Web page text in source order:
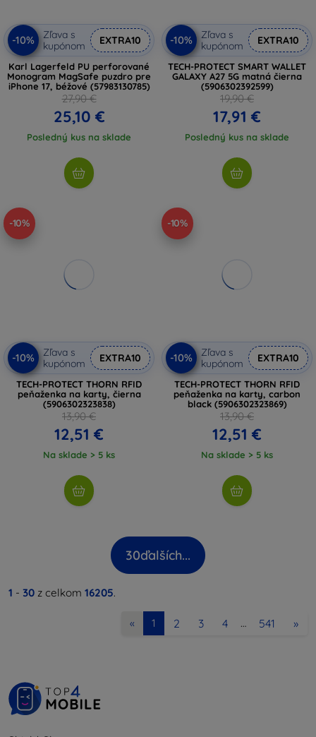
-10%
Zľava s
kupónom
EXTRA10
Karl Lagerfeld PU perforované
Monogram MagSafe puzdro pre
iPhone 17, béžové (57983130785)
27,90 €
25,10 €
Posledný kus na sklade
-10%
Zľava s
kupónom
EXTRA10
TECH-PROTECT SMART WALLET
GALAXY A27 5G matná čierna
(5906302392599)
19,90 €
17,91 €
Posledný kus na sklade
-10%
-10%
Zľava s
kupónom
EXTRA10
TECH-PROTECT THORN RFID
peňaženka na karty, čierna
(5906302323838)
13,90 €
12,51 €
Na sklade > 5 ks
-10%
-10%
Zľava s
kupónom
EXTRA10
TECH-PROTECT THORN RFID
peňaženka na karty, carbon
black (5906302323869)
13,90 €
12,51 €
Na sklade > 5 ks
30ďalších...
1 - 30 z celkom 16205.
« 1 2 3 4 … 541 »